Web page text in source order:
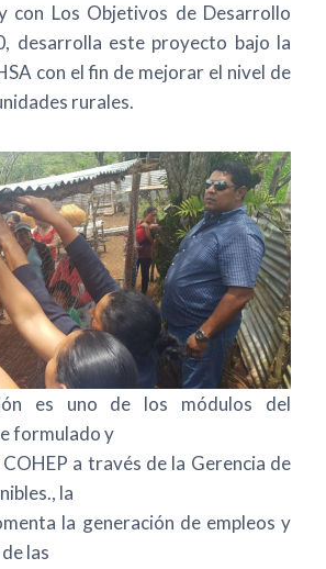
con Los Objetivos de Desarrollo
desarrolla este proyecto bajo la
con el fin de mejorar el nivel de
rurales.
es uno de los módulos del
formulado y
a través de la Gerencia de
la
la generación de empleos y
las